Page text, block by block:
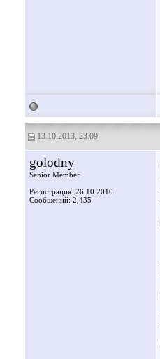
13.10.2013, 23:09
golodny
Senior Member
Регистрация: 26.10.2010
Сообщений: 2,435